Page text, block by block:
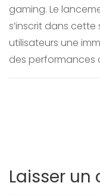
gaming. Le
s’inscrit dans
utilisateurs une
des performances
Laisser